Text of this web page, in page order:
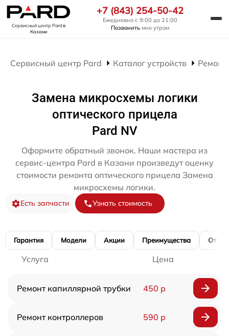
Сервисный центр Pardв
Казани
+7 (843) 254-50-42
Ежедневно с 9:00 до 21:00
Позвонить мне утром
Сервисный центр Pard Каталог устройств
Замена микросхемы логики
оптического прицела
Pard NV
Оформите обратный звонок. Наши мастера из
сервис-центра Pard в Казани произведут оценку
стоимости ремонта оптического прицела Замена
микросхемы логики.
Есть запчасти Узнать стоимость
Гарантия Модели Акции Преимущества
Услуга Цена
Ремонт капиллярной трубки 450 р
Ремонт контроллеров 590 р